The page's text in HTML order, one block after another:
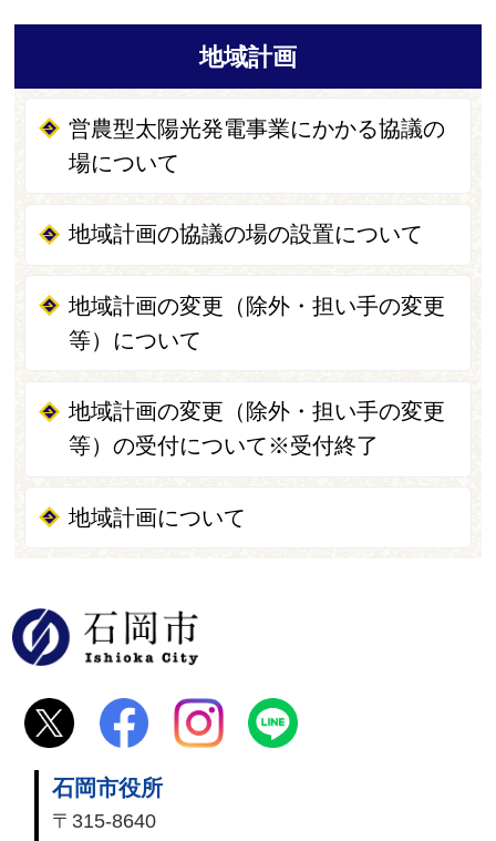
地域計画
営農型太陽光発電事業にかかる協議の
場について
地域計画の協議の場の設置について
地域計画の変更（除外・担い手の変更
等）について
地域計画の変更（除外・担い手の変更
等）の受付について※受付終了
地域計画について
石岡市役所
〒315-8640